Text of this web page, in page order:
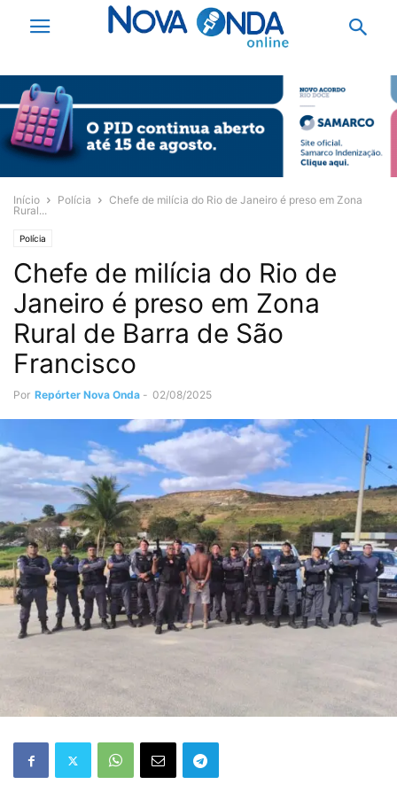
Início Polícia
Chefe de milícia do Rio de Janeiro é preso em Zona
Rural...
Polícia
Chefe de milícia do Rio de
Janeiro é preso em Zona
Rural de Barra de São
Francisco
Por Repórter Nova Onda - 02/08/2025